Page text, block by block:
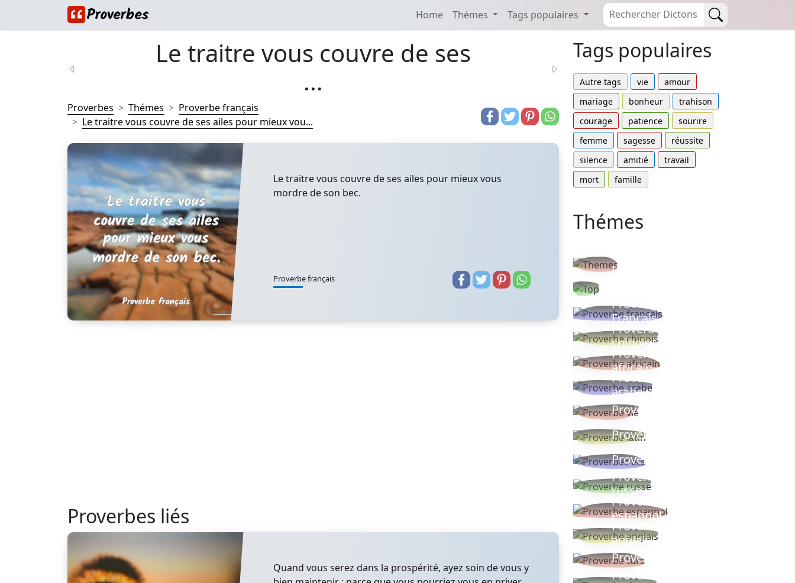
Home Thémes Tags populaires
Le traitre vous couvre de ses
...
Proverbes Thémes
Proverbe français
Le traitre vous couvre de ses ailes pour mieux vou...
Le traitre vous couvre de ses ailes pour mieux vous
mordre de son bec.
Proverbe français
Proverbes liés
Quand vous serez dans la prospérité, ayez soin de vous y
Tags populaires
Autre tags vie
amour
mariage
bonheur
trahison
courage
patience
sourire
femme
sagesse
réussite
silence
amitié
travail
mort
famille
Thémes
thèmes
Proverbe
Français
Proverbe
chinois
Proverbe
africain
Proverbe
arabe
Proverbe vie
Proverbe latin
Proverbes ete
Proverbe
russe
Proverbe
espagnol
Proverbe
anglais
Proverbe turc
Proverbe